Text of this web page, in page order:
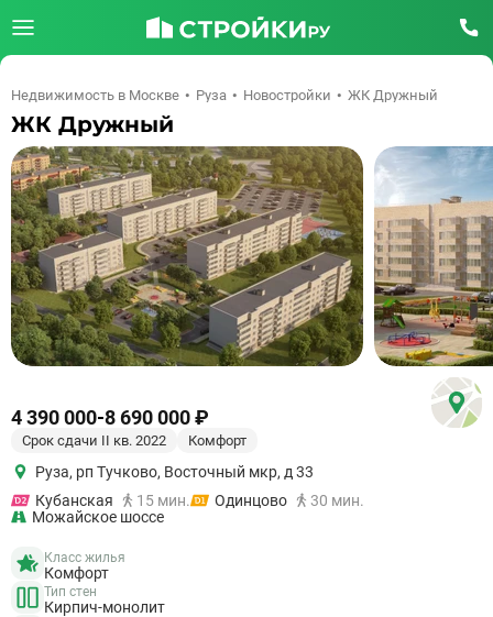
Недвижимость в Москве Руза Новостройки ЖК Дружный
ЖК Дружный
4 390 000-8 690 000 ₽
Срок сдачи II кв. 2022 Комфорт
Руза, рп Тучково, Восточный мкр, д 33
Кубанская
15 мин. Одинцово
30 мин.
Можайское шоссе
Класс жилья
Комфорт
Тип стен
Кирпич-монолит